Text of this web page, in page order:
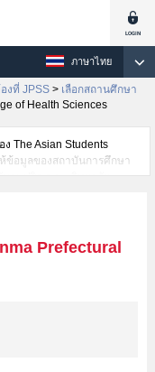
ภาษาไทย
งที่ JPSS > เลือกสถานศึกษา
of Health Sciences
The Asian Students
ข้อมูลของสถาบันการศึกษา
บอนุปริญญา・วิทยาลัย
อมูลของแต่ละคณะ,ข้อมูล
อจำนวนคนที่ผ่านการสอบ
ด้วยดังนั้นขอเชิญใช้บริการ
Prefectural